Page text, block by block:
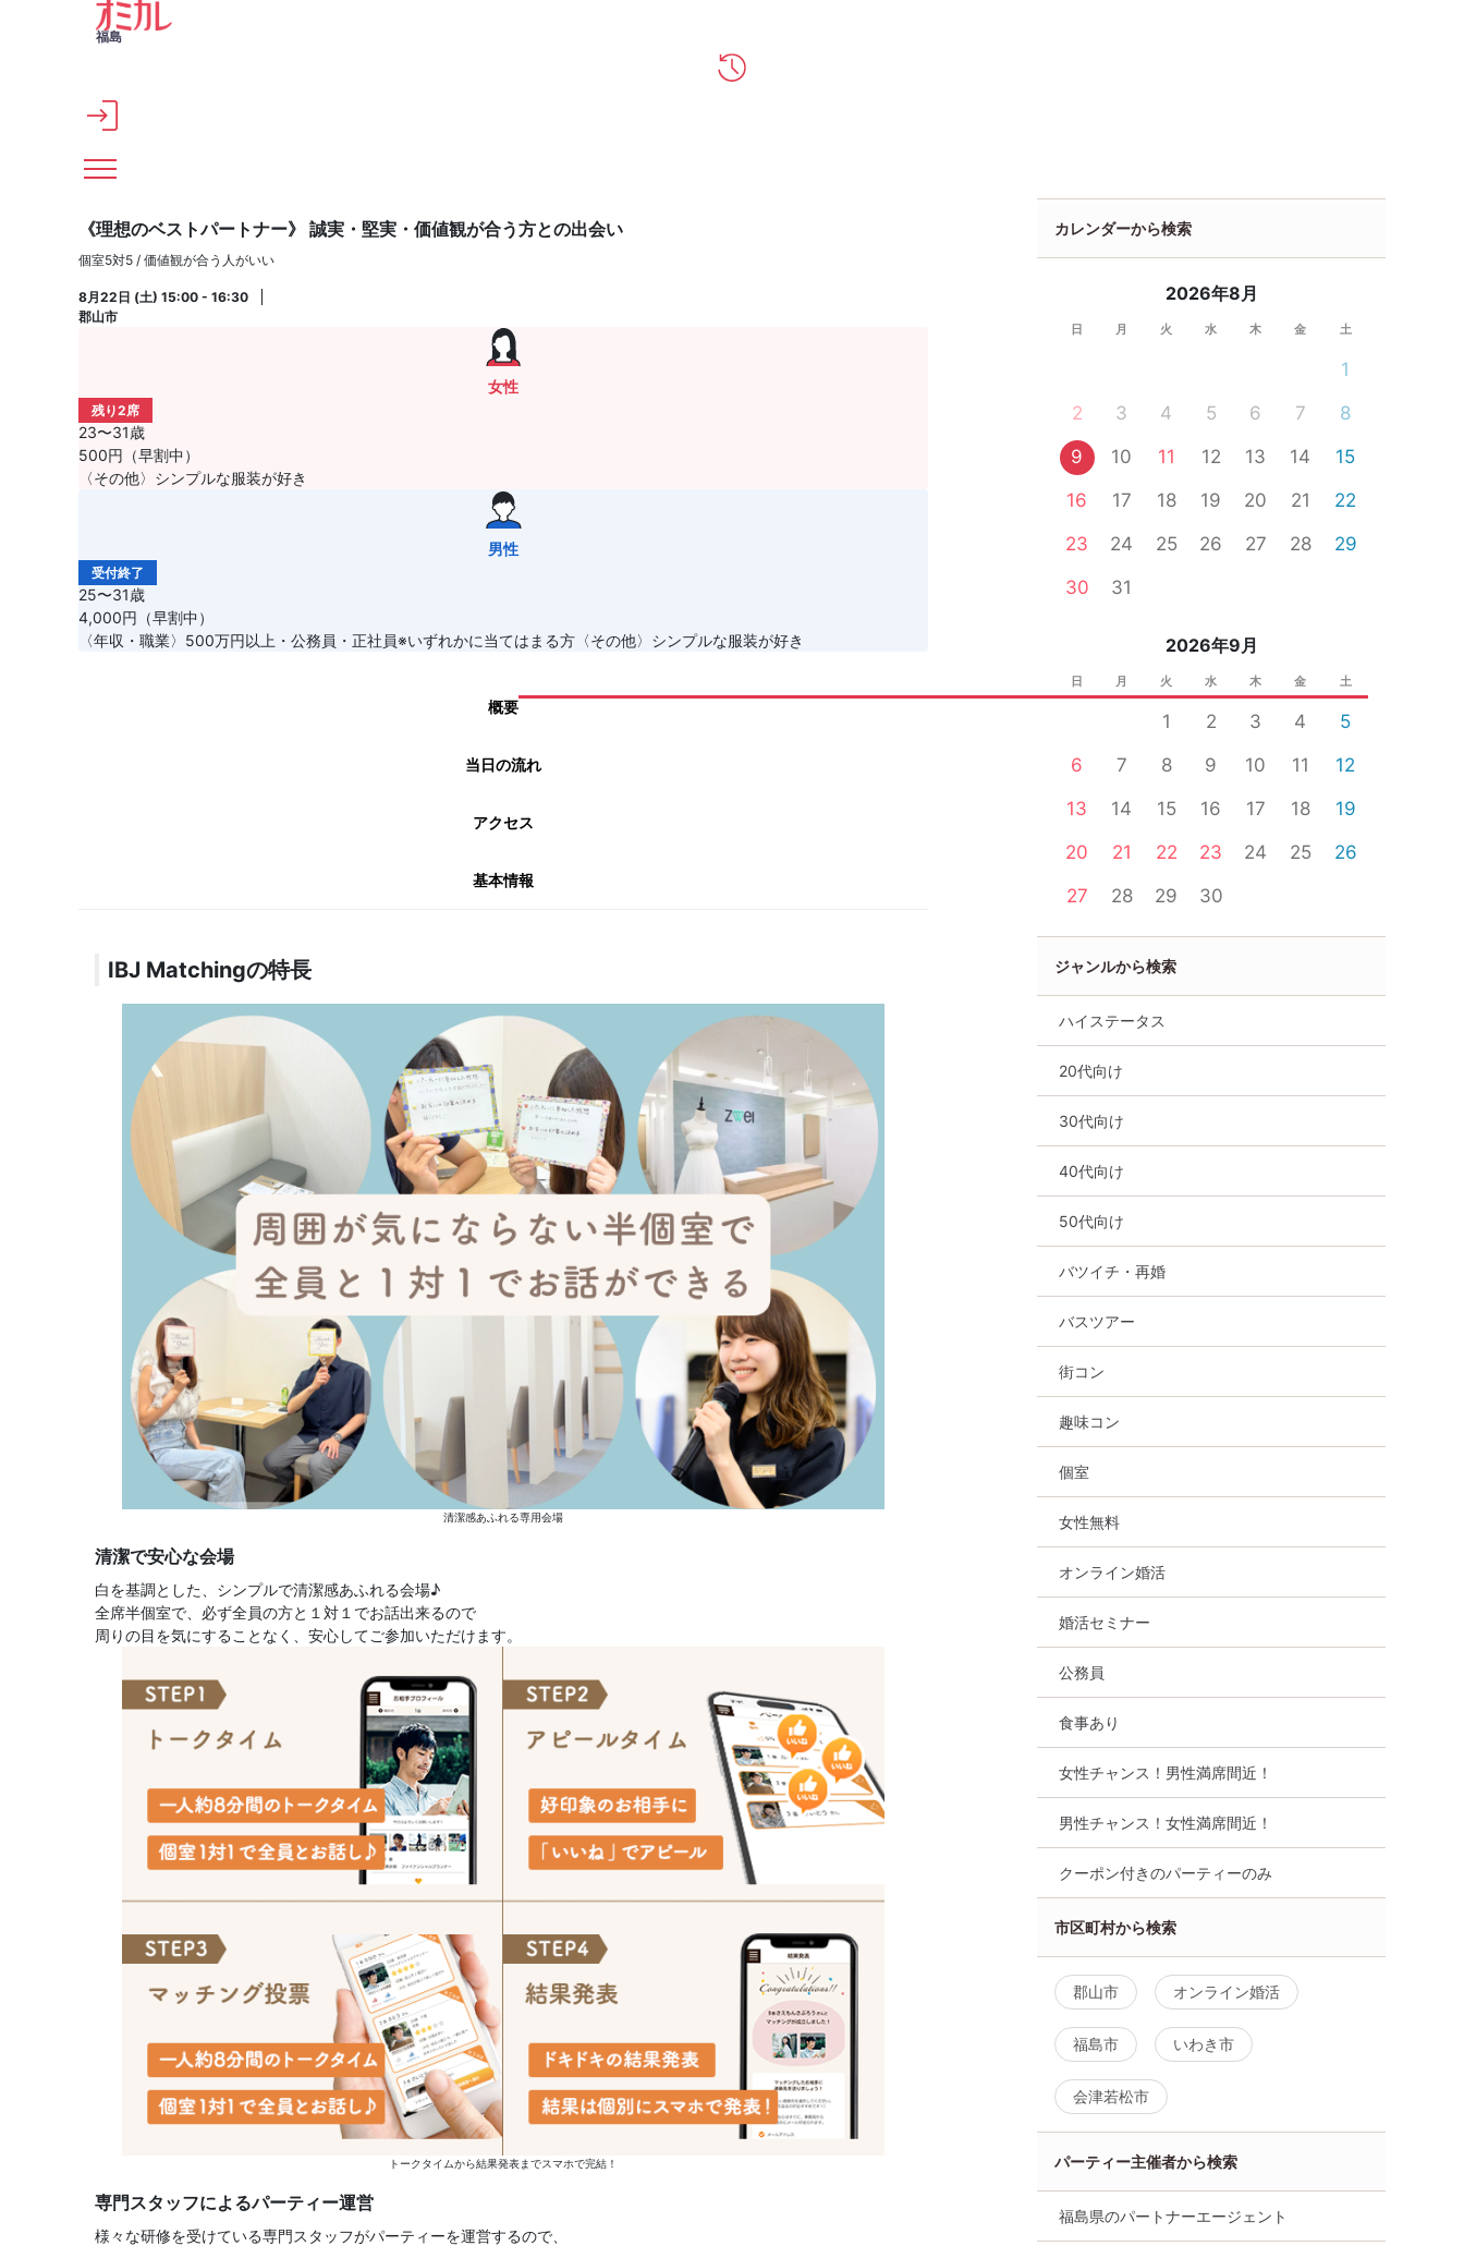
メインコンテンツへスキップ
福島
《理想のベストパートナー》 誠実・堅実・価値観が合う方との出会い
個室5対5 / 価値観が合う人がいい
8月22日 (土) 15:00 - 16:30
郡山市
女性
残り2席
23〜31歳
500円（早割中）
〈その他〉シンプルな服装が好き
男性
受付終了
25〜31歳
4,000円（早割中）
〈年収・職業〉500万円以上・公務員・正社員※いずれかに当てはまる方〈その他〉シンプルな服装が好き
概要
当日の流れ
アクセス
基本情報
IBJ Matchingの特長
清潔感あふれる専用会場
清潔で安心な会場
白を基調とした、シンプルで清潔感あふれる会場♪
全席半個室で、必ず全員の方と１対１でお話出来るので
周りの目を気にすることなく、安心してご参加いただけます。
トークタイムから結果発表までスマホで完結！
専門スタッフによるパーティー運営
様々な研修を受けている専門スタッフがパーティーを運営するので、
カレンダーから検索
2026年8月
日 月 火 水 木 金 土
1
2
3 4 5 6 7
8
9
10 11 12 13 14
15
16
17 18 19 20 21
22
23
24 25 26 27 28
29
30
31
2026年9月
日 月 火 水 木 金 土
1 2 3 4
5
6
7 8 9 10 11
12
13
14 15 16 17 18
19
20
21 22 23 24 25
26
27
28 29 30
ジャンルから検索
ハイステータス
20代向け
30代向け
40代向け
50代向け
バツイチ・再婚
バスツアー
街コン
趣味コン
個室
女性無料
オンライン婚活
婚活セミナー
公務員
食事あり
女性チャンス！男性満席間近！
男性チャンス！女性満席間近！
クーポン付きのパーティーのみ
市区町村から検索
郡山市 オンライン婚活
福島市 いわき市
会津若松市
パーティー主催者から検索
福島県のパートナーエージェント